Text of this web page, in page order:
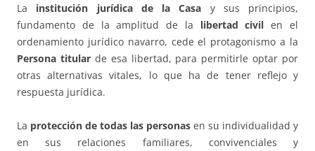
La institución jurídica de la Casa y sus principios,
fundamento de la amplitud de la libertad civil en el
ordenamiento jurídico navarro, cede el protagonismo a la
Persona titularde esa libertad, para permitirle optar por
otras alternativas vitales, lo que ha de tener reflejo y
respuesta jurídica.
La protección de todas las personas en su individualidad y
en sus relaciones familiares, convivenciales y